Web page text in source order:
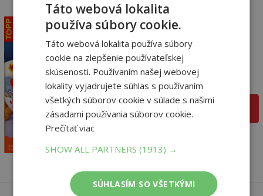
5 ,45
Malované nádobí
autor neuvedený
Na sklade
Táto webová lokalita
používa súbory cookie.
Táto webová lokalita používa súbory
cookie na zlepšenie používateľskej
skúsenosti. Používaním našej webovej
lokality vyjadrujete súhlas s používaním
všetkých súborov cookie v súlade s našimi
zásadami používania súborov cookie.
Prečítať viac
SHOW ALL PARTNERS(1913) →
SÚHLASÍM SO VŠETKÝMI